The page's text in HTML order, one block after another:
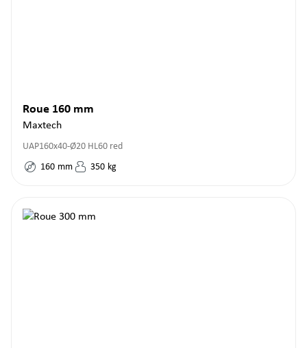
Roue 160 mm
Maxtech
UAP160x40-Ø20 HL60 red
160 mm 350 kg